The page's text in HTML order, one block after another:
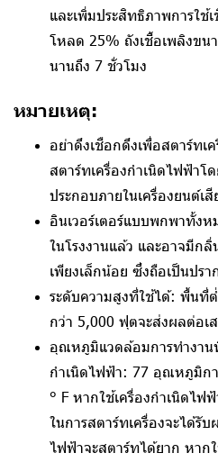
และเพิ่มประสิทธิภาพการใช้
โหลด 25% ถังเชื้อเพลิงขน
นานถึง 7 ชั่วโมง
หมายเหตุ:
อย่าดึงเชือกดึงเพื่อสตาร์ทเ
สตาร์ทเครื่องกำเนิดไฟฟ้าโ
ประกอบภายในเครื่องยนต์เสี
อินเวอร์เตอร์แบบพกพาทั้ง
ในโรงงานแล้ว และอาจมีก
เพียงเล็กน้อย ซึ่งถือเป็นปร
ระดับความสูงที่ใช้ได้: พื้นที่
กว่า 5,000 ฟุตจะส่งผลต่อเ
อุณหภูมิแวดล้อมการทำงาน
กำเนิดไฟฟ้า: 77 อุณหภูมิก
° F หากใช้เครื่องกำเนิดไฟ
ในการสตาร์ทเครื่องจะได้รั
ไฟฟ้าจะสตาร์ทได้ยาก หาก